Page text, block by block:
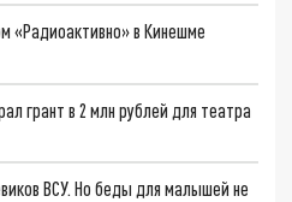
«Радиоактивно» в Кинешме
грант в 2 млн рублей для театра
ВСУ. Но беды для малышей не